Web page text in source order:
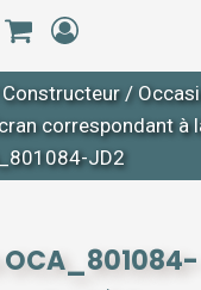
Constructeur/
correspondant à
JD2